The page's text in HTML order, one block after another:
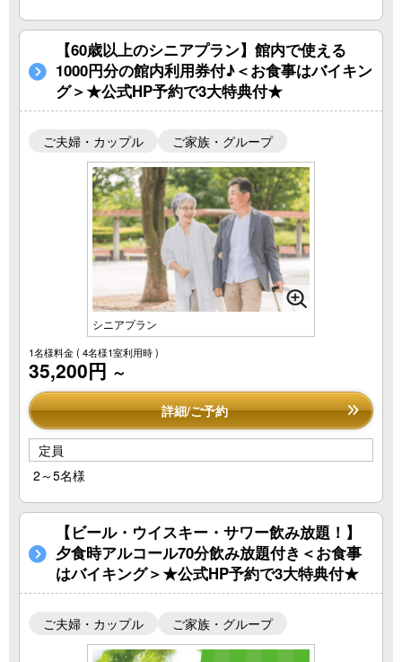
【60歳以上のシニアプラン】館内で使える
1000円分の館内利用券付♪＜お食事はバイキン
グ＞★公式HP予約で3大特典付★
ご夫婦・カップル ご家族・グループ
シニアプラン
1名様料金( 4名様1室利用時 )
35,200円 ～
詳細/ご予約
定員
2～5名様
【ビール・ウイスキー・サワー飲み放題！】
夕食時アルコール70分飲み放題付き＜お食事
はバイキング＞★公式HP予約で3大特典付★
ご夫婦・カップル ご家族・グループ